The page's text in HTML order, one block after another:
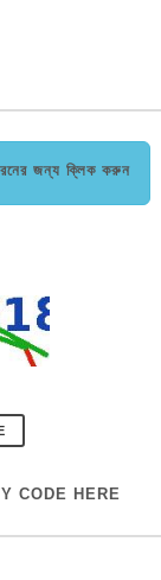
জন্য ক্লিক করুন
CODE HERE